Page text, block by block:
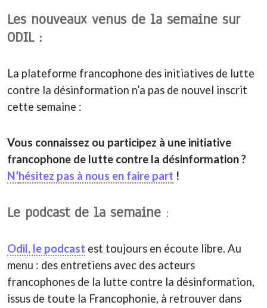
Les nouveaux venus de la semaine sur
ODIL :
La plateforme francophone des initiatives de lutte
contre la désinformation n’a pas de nouvel inscrit
cette semaine :
Vous connaissez ou participez à une initiative
francophone de lutte contre la désinformation ?
N’hésitez pas à nous en faire part !
Le podcast de la semaine :
Odil, le podcast est toujours en écoute libre. Au
menu : des entretiens avec des acteurs
francophones de la lutte contre la désinformation,
issus de toute la Francophonie, à retrouver dans